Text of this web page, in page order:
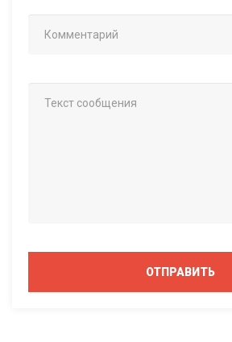
ОТПРАВИТЬ